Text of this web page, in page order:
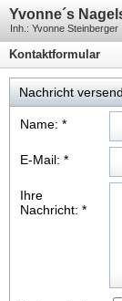
Yvonne´s
Inh.: Yvonne Steinberger
Kontaktformular
Nachricht
Name: *
E-Mail: *
Ihre
Nachricht: *